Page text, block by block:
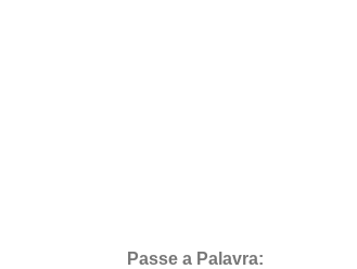
Passe a Palavra: